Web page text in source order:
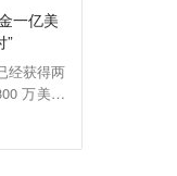
一亿美
”
经获得两
万美金
B轮融